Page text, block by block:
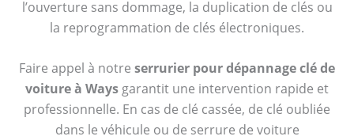
l’ouverture sans dommage, la duplication de clés ou
la reprogrammation de clés électroniques.
Faire appel à notre serrurier pour dépannage clé de
voiture à Ways garantit une intervention rapide et
professionnelle. En cas de clé cassée, de clé oubliée
dans le véhicule ou de serrure de voiture